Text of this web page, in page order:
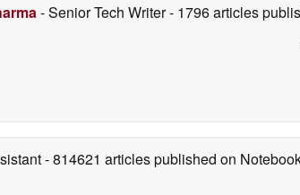
- Senior Tech Writer- 1796 articles
- 814621 articles published on